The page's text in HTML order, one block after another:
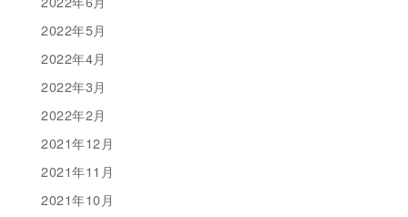
2022年5月
2022年4月
2022年3月
2022年2月
2021年12月
2021年11月
2021年10月